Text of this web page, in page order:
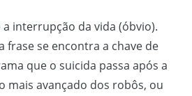
a interrupção da vida (óbvio).
frase se encontra a chave de
que o suicida passa após a
mais avançado dos robôs, ou